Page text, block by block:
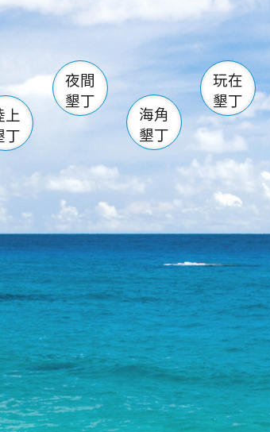
南仁湖
滿州 佳樂水
森林遊樂區
墾管處遊客中心
社頂公園 風吹沙
船帆石 龍磐公園
香蕉灣 龍坑
鵝鑾鼻
上
丁
夜間
墾丁
海角
墾丁
玩在
墾丁